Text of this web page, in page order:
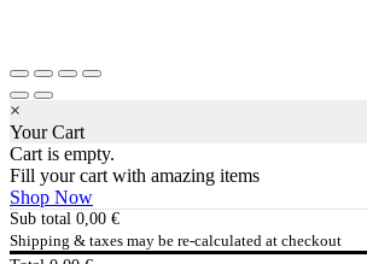
×
Your Cart
Cart is empty.
Fill your cart with amazing items
Shop Now
Sub total 0,00 €
Shipping & taxes may be re-calculated at checkout